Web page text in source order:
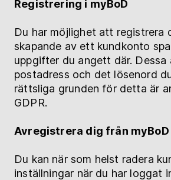
Registrering i myBoD
Du har möjlighet att registrera
skapande av ett kundkonto
uppgifter du angett där. Dessa
postadress och det lösenord
rättsliga grunden för detta är
GDPR.
Avregistrera dig från myBoD
Du kan när som helst radera
inställningar när du har loggat